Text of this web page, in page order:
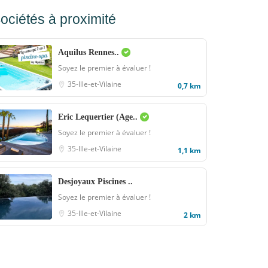
à proximité
Aquilus Rennes..
Soyez le premier à évaluer !
35-Ille-et-Vilaine
0,7 km
Eric Lequertier (Age..
Soyez le premier à évaluer !
35-Ille-et-Vilaine
1,1 km
Desjoyaux Piscines ..
Soyez le premier à évaluer !
35-Ille-et-Vilaine
2 km